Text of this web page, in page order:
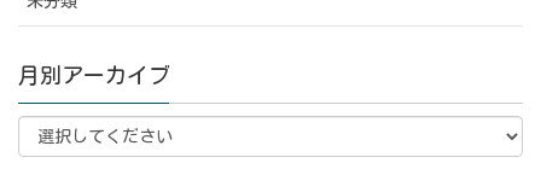
月別アーカイブ